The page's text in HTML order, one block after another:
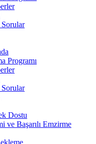
Sorular
Programı
Sorular
Dostu
ve Başarılı Emzirme